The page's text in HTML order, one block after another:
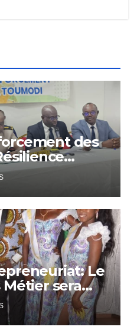
des
Le
Métier sera